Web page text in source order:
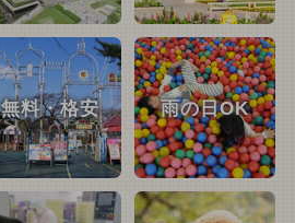
無料・格安 雨の日OK